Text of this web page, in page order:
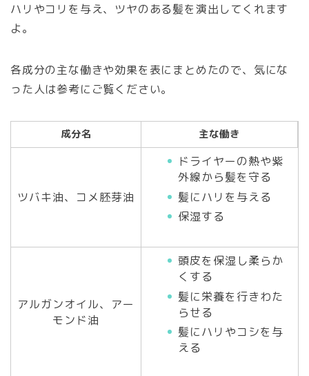
ハリやコリを与え、ツヤのある髪を演出してくれます
よ。
各成分の主な働きや効果を表にまとめたので、気にな
った人は参考にご覧ください。
成分名 主な働き
ツバキ油、コメ胚芽油
ドライヤーの熱や紫
外線から髪を守る
髪にハリを与える
保湿する
アルガンオイル、アー
モンド油
頭皮を保湿し柔らか
くする
髪に栄養を行きわた
らせる
髪にハリやコシを与
える